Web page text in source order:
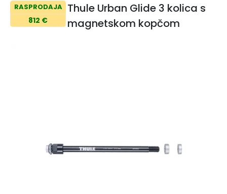
RASPRODAJA
812 €
Thule Urban Glide 3 kolica s
magnetskom kopčom